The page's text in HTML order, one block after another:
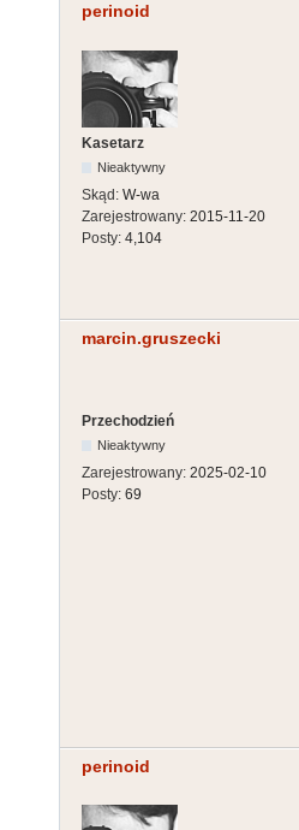
perinoid
Kasetarz
Nieaktywny
Skąd: W-wa
Zarejestrowany: 2015-11-20
Posty: 4,104
marcin.gruszecki
Przechodzień
Nieaktywny
Zarejestrowany: 2025-02-10
Posty: 69
perinoid